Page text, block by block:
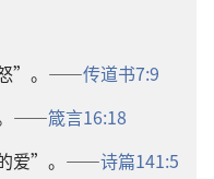
怒”。——传道书7:9
。——箴言16:18
的爱”。——诗篇141:5